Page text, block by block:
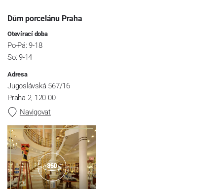
Dům porcelánu Praha
Otevírací doba
Po-Pá: 9-18
So: 9-14
Adresa
Jugoslávská 567/16
Praha 2, 120 00
Navigovat